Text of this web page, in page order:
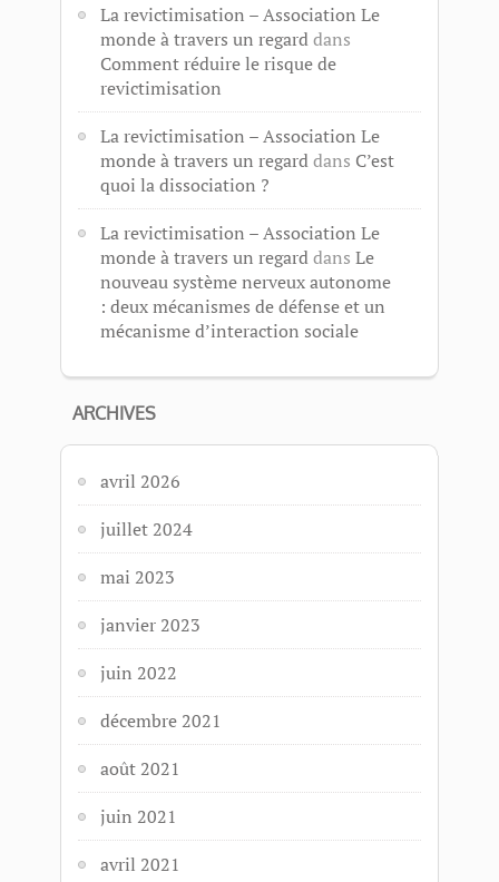
La revictimisation – Association Le
monde à travers un regarddans
Comment réduire le risque de
revictimisation
La revictimisation – Association Le
monde à travers un regarddans C’est
quoi la dissociation ?
La revictimisation – Association Le
monde à travers un regarddans Le
nouveau système nerveux autonome
: deux mécanismes de défense et un
mécanisme d’interaction sociale
ARCHIVES
avril 2026
juillet 2024
mai 2023
janvier 2023
juin 2022
décembre 2021
août 2021
juin 2021
avril 2021